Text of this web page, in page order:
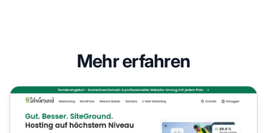
Mehr erfahren
SiteGround Affiliate-Programm